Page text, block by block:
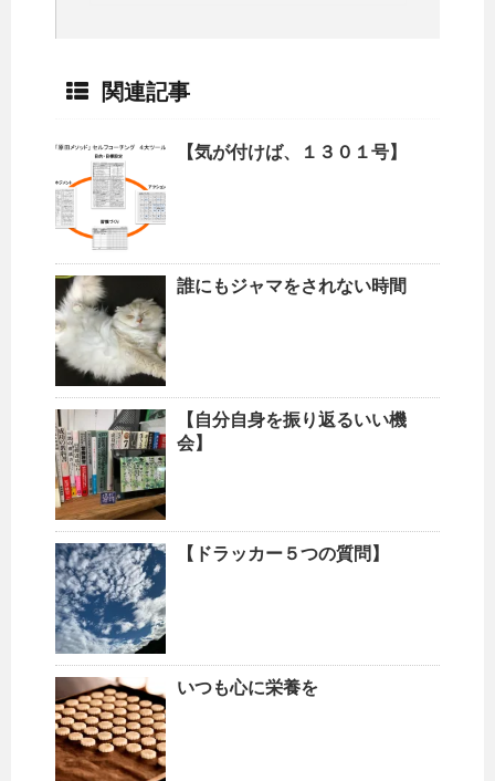
関連記事
【気が付けば、１３０１号】
誰にもジャマをされない時間
【自分自身を振り返るいい機
会】
【ドラッカー５つの質問】
いつも心に栄養を